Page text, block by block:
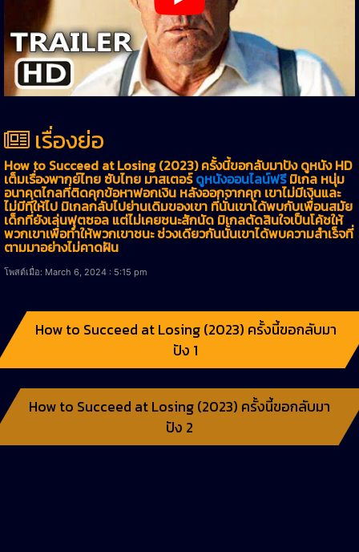
เรื่องย่อ
How to Succeed at Losing (2023) ครั้งนี้ขอกลับมาปัง ดูหนัง HD
เต็มเรื่องพากย์ไทย ซับไทย มาสเตอร์ดูหนังออนไลน์ฟรีมิเกล หนุ่ม
อนาคตไกลที่ติดคุกข้อหาฟอกเงิน หลังออกจากคุก เขาไม่มีเงินและ
ไม่มีที่ให้ไป มิเกลกลับไปย่านเดิมของเขา ที่นั่นเขาได้พบกับเพื่อนสมัย
เด็กที่ยังเล่นฟุตซอล แต่ไม่เคยชนะสักนัด มิเกลตัดสินใจเป็นโค้ชให้
พวกเขาเพื่อทำให้พวกเขาชนะ ช่วงเดียวกันนั้นเขาได้พบความสำเร็จที่
ตามมาอย่างไม่คาดฝัน
โพสต์เมื่อ: March 6, 2024 : 5:15 pm
How to Succeed at Losing (2023) ครั้งนี้ขอกลับมา
ปัง 1
How to Succeed at Losing (2023) ครั้งนี้ขอกลับมา
ปัง 2